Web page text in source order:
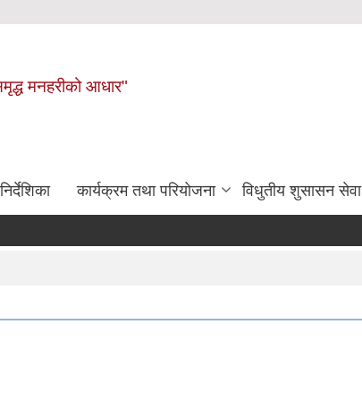
मनहरीको आधार"
कार्यक्रम तथा परियोजना विधुतीय शुसासन सेवा